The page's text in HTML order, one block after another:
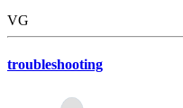
VG
troubleshooting